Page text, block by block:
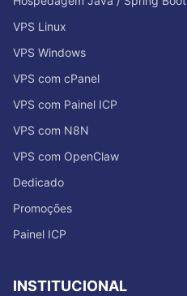
VPS Linux
VPS Windows
VPS com cPanel
VPS com Painel ICP
VPS com N8N
VPS com OpenClaw
Dedicado
Promoções
Painel ICP
INSTITUCIONAL